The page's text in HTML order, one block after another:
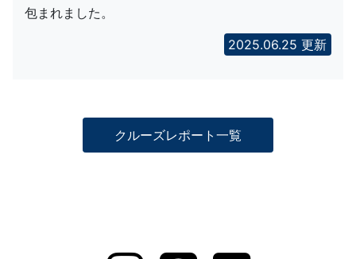
包まれました。
2025.06.25 更新
クルーズレポート一覧